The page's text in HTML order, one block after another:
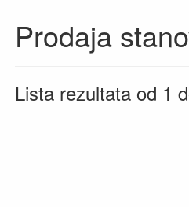
Prodaja
Lista rezultata od 1